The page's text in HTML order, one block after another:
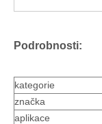
Podrobnosti:
kategorie
značka
aplikace